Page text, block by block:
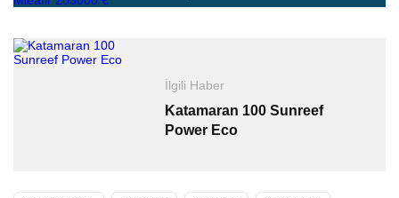
Mi̇eafi̇r 203000 €
İlgili Haber
Katamaran 100 Sunreef
Power Eco